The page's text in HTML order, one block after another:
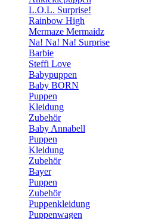
L.O.L. Surprise!
Rainbow High
Mermaze Mermaidz
Na! Na! Na! Surprise
Barbie
Steffi Love
Babypuppen
Baby BORN
Puppen
Kleidung
Zubehör
Baby Annabell
Puppen
Kleidung
Zubehör
Bayer
Puppen
Zubehör
Puppenkleidung
Puppenwagen